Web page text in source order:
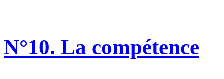
N°10. La compétence